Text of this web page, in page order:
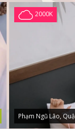
2000K
Phạm Ngũ Lão,